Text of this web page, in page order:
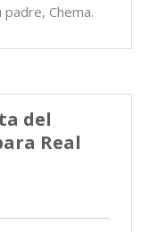
Chema.
del
Real